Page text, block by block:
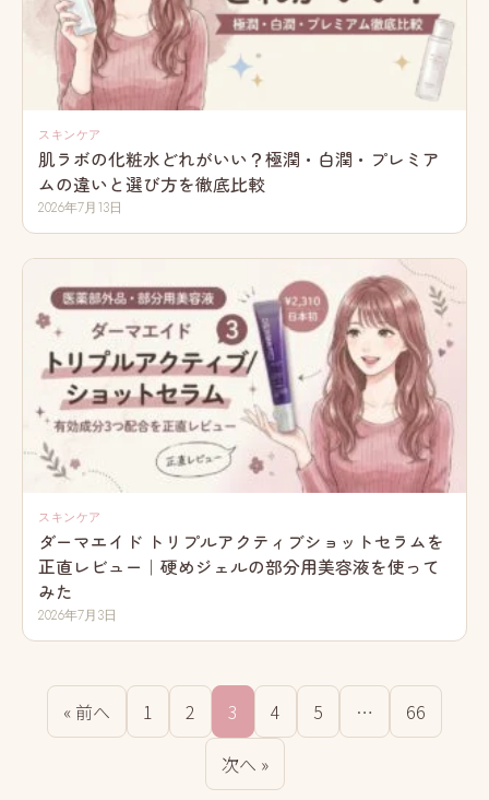
スキンケア
肌ラボの化粧水どれがいい？極潤・白潤・プレミア
ムの違いと選び方を徹底比較
2026年7月13日
スキンケア
ダーマエイド トリプルアクティブショットセラムを
正直レビュー｜硬めジェルの部分用美容液を使って
みた
2026年7月3日
« 前へ 1 2 3 4 5 …
66
次へ »